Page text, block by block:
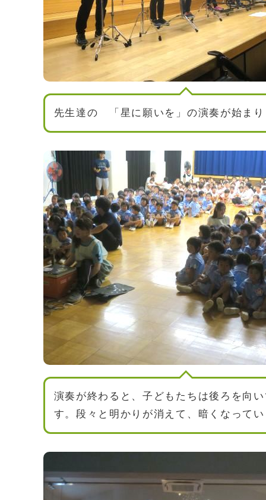
先生達の 「星に願いを」の演奏が始ま
演奏が終わると、子どもたちは後ろを向
す。段々と明かりが消えて、暗くなって